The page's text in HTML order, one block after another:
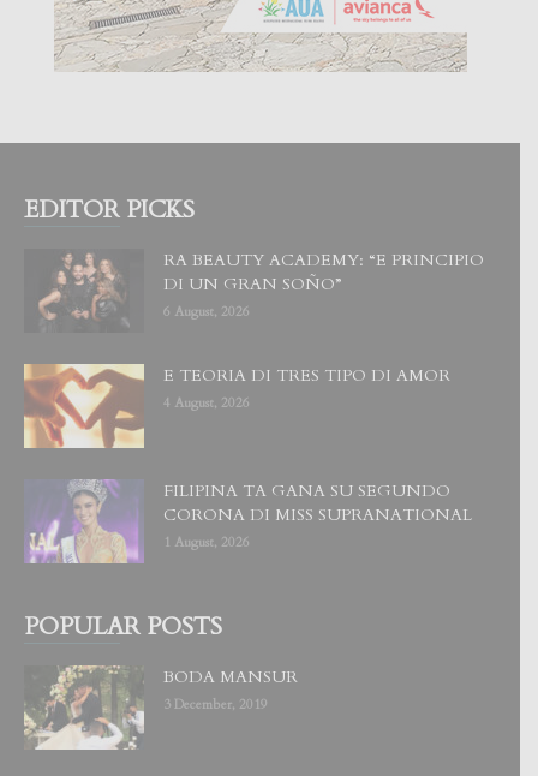
EDITOR PICKS
RA BEAUTY ACADEMY: “E PRINCIPIO
DI UN GRAN SOÑO”
6 August, 2026
E TEORIA DI TRES TIPO DI AMOR
4 August, 2026
FILIPINA TA GANA SU SEGUNDO
CORONA DI MISS SUPRANATIONAL
1 August, 2026
POPULAR POSTS
BODA MANSUR
3 December, 2019